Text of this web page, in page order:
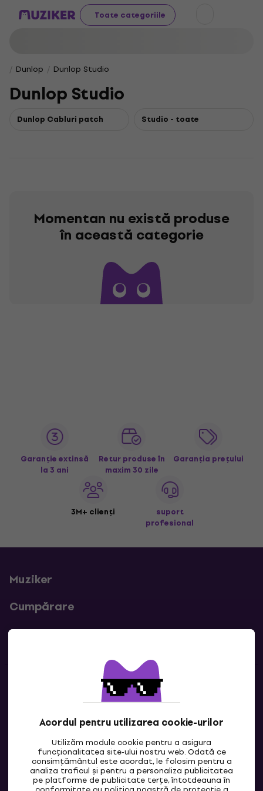
Toate categoriile
Acordul pentru utilizarea cookie-urilor
Utilizăm module cookie pentru a asigura
funcționalitatea site-ului nostru web. Odată ce
consimțământul este acordat, le folosim pentru a
analiza traficul și pentru a personaliza publicitatea
pe platforme de publicitate terțe, întotdeauna în
Dunlop Dunlop Studio
Dunlop Studio
Dunlop Cabluri patch Studio - toate
Momentan nu există produse
în această categorie
Garanție extinsă
la 3 ani
Retur produse în
maxim 30 zile
Garanția prețului
3M+ clienți
suport
profesional
Muziker
Cumpărare
Linkuri utile
Contacte
Contactează-ne